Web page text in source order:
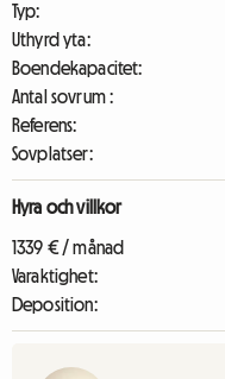
Typ:
Uthyrd yta:
Boendekapacitet:
Antal sovrum :
Referens:
Sovplatser:
Hyra och villkor
1339 € / månad
Varaktighet:
Deposition: